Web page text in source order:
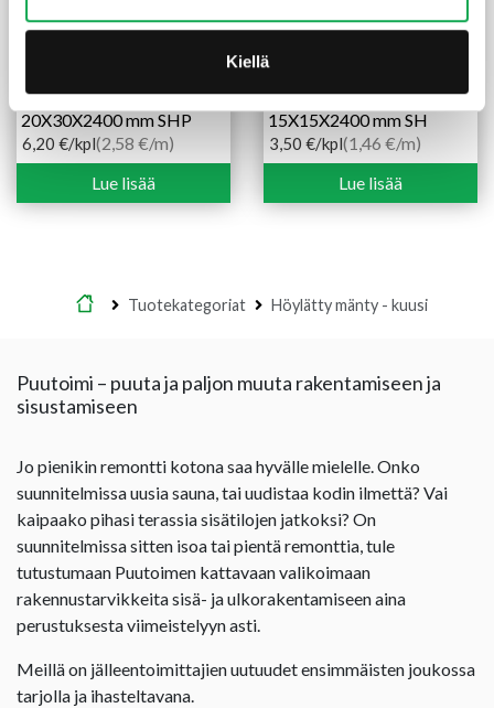
Kiellä
Höylätty mänty
20X30X2400 mm SHP
6,20 €/kpl(2,58 €/m)
Lue lisää
Höylätty mänty
15X15X2400 mm SH
3,50 €/kpl(1,46 €/m)
Lue lisää
Etusivu
Tuotekategoriat Höylätty mänty - kuusi
Puutoimi – puuta ja paljon muuta rakentamiseen ja
sisustamiseen
Jo pienikin remontti kotona saa hyvälle mielelle. Onko
suunnitelmissa uusia sauna, tai uudistaa kodin ilmettä? Vai
kaipaako pihasi terassia sisätilojen jatkoksi? On
suunnitelmissa sitten isoa tai pientä remonttia, tule
tutustumaan Puutoimen kattavaan valikoimaan
rakennustarvikkeita sisä- ja ulkorakentamiseen aina
perustuksesta viimeistelyyn asti.
Meillä on jälleentoimittajien uutuudet ensimmäisten joukossa
tarjolla ja ihasteltavana.